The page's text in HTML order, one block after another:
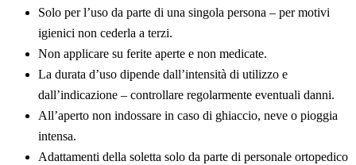
Solo per l’uso da parte di una singola persona – per motivi
igienici non cederla a terzi.
Non applicare su ferite aperte e non medicate.
La durata d’uso dipende dall’intensità di utilizzo e
dall’indicazione – controllare regolarmente eventuali danni.
All’aperto non indossare in caso di ghiaccio, neve o pioggia
intensa.
Adattamenti della soletta solo da parte di personale ortopedico